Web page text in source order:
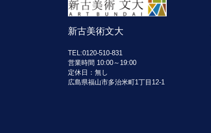
新古美術文大
TEL:0120-510-831
営業時間 10:00～19:00
定休日：無し
広島県福山市多治米町1丁目12-1